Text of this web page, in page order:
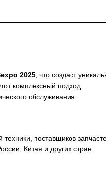
2025, что создаст
комплексный подход
обслуживания.
поставщиков
Китая и других стран.